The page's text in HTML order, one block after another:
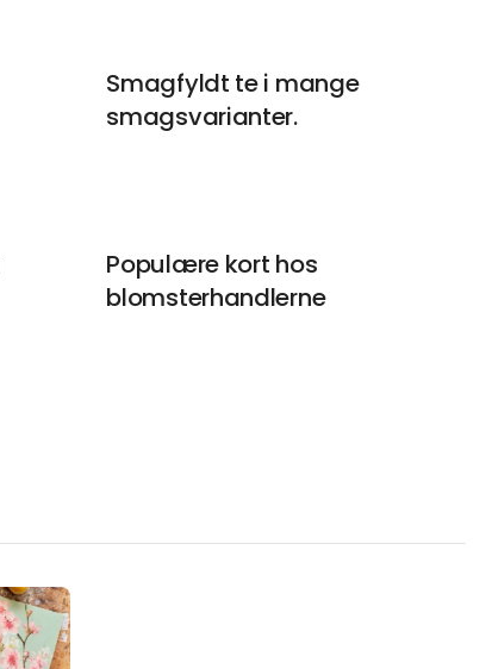
Smagfyldt te i mange
smagsvarianter.
Populære kort hos
blomsterhandlerne